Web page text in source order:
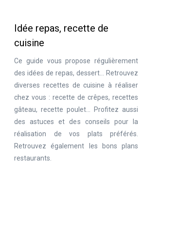
Idée repas, recette de
cuisine
Ce guide vous propose régulièrement
des idées de repas, dessert… Retrouvez
diverses recettes de cuisine à réaliser
chez vous : recette de crêpes, recettes
gâteau, recette poulet… Profitez aussi
des astuces et des conseils pour la
réalisation de vos plats préférés.
Retrouvez également les bons plans
restaurants.